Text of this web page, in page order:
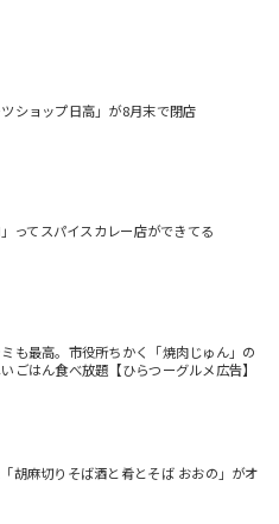
ショップ日高」が8月末で閉店
ってスパイスカレー店ができてる
も最高。市役所ちかく「焼肉じゅん」の
ごはん食べ放題【ひらつーグルメ広告】
胡麻切りそば酒と肴とそば おおの」がオ